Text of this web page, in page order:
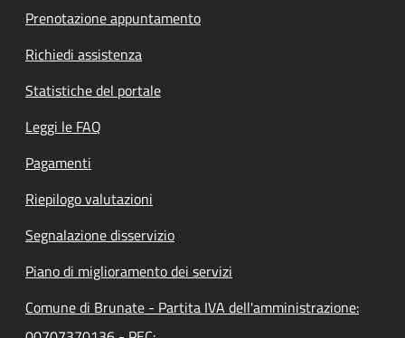
Prenotazione appuntamento
Richiedi assistenza
Statistiche del portale
Leggi le FAQ
Pagamenti
Riepilogo valutazioni
Segnalazione disservizio
Piano di miglioramento dei servizi
Comune di Brunate - Partita IVA dell'amministrazione: